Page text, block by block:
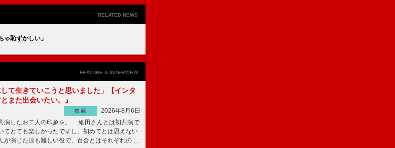
RELATED NEWS
恥ずかしい」
FEATURE & INTERVIEW
て生きていこうと思いました」【インタ
また出会いたい。』
映画
2026年8月6日
演したお二人の印象を。 細田さんとは初共演で
てとても楽しかったですし、初めてとは思えない
が演じた涼も難しい役で、百合とはそれぞれの …